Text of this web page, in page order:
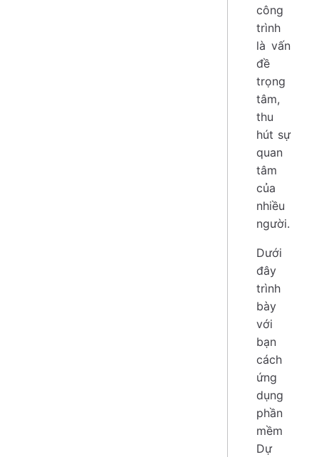
công
trình
là vấn
đề
trọng
tâm,
thu
hút sự
quan
tâm
của
nhiều
người.
Dưới
đây
trình
bày
với
bạn
cách
ứng
dụng
phần
mềm
Dự